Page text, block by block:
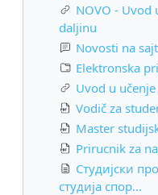
NOVO - Uvod
daljinu
Novosti na
Elektronska
Uvod u
Vodič za
Master
Prirucnik za
Студијски
студија спор...